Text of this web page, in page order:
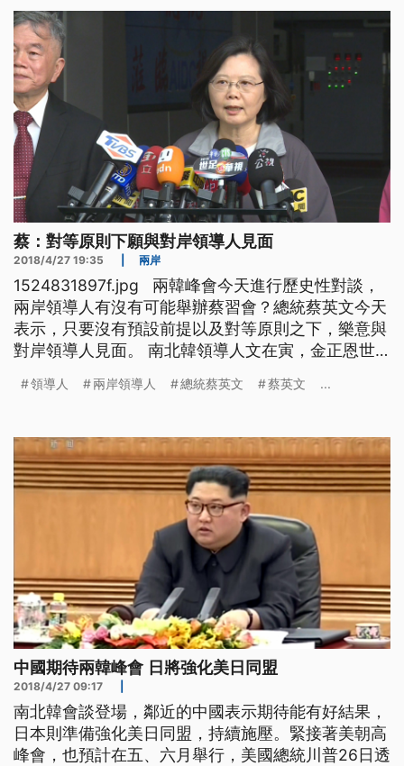
發表決定邁向和平以來，深入北韓觀察民間的WFP，
發現部分北韓人對和平協議前景
蔡：對等原則下願與對岸領導人見面
2018/4/27 19:35 兩岸
1524831897f.jpg 兩韓峰會今天進行歷史性對談，
兩岸領導人有沒有可能舉辦蔡習會？總統蔡英文今天
表示，只要沒有預設前提以及對等原則之下，樂意與
對岸領導人見面。 南北韓領導人文在寅，金正恩世
題，總統蔡英27號表示關注，文金會的破冰?是否也
設前提及對等原則下，樂意與中國領導人見面。 總
統蔡
領導人 兩岸領導人 總統蔡英文 蔡英文 ...
中國期待兩韓峰會 日將強化美日同盟
2018/4/27 09:17
南北韓會談登場，鄰近的中國表示期待能有好結果，
日本則準備強化美日同盟，持續施壓。緊接著美朝高
峰會，也預計在五、六月舉行，美國總統川普26日透